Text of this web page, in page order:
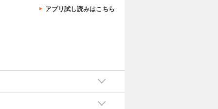
アプリ試し読みはこちら